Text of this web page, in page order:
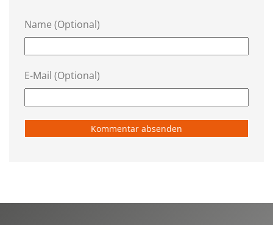
Name (Optional)
E-Mail (Optional)